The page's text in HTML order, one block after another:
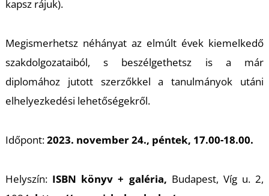
kapsz rájuk).
Megismerhetsz néhányat az elmúlt évek kiemelkedő
szakdolgozataiból, s beszélgethetsz is a már
diplomához jutott szerzőkkel a tanulmányok utáni
elhelyezkedési lehetőségekről.
Időpont:2023. november 24., péntek, 17.00-18.00.
Helyszín:ISBN könyv + galéria, Budapest, Víg u. 2,